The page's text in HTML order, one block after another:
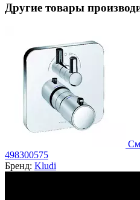
Другие товары
498300575
Бренд: Kludi